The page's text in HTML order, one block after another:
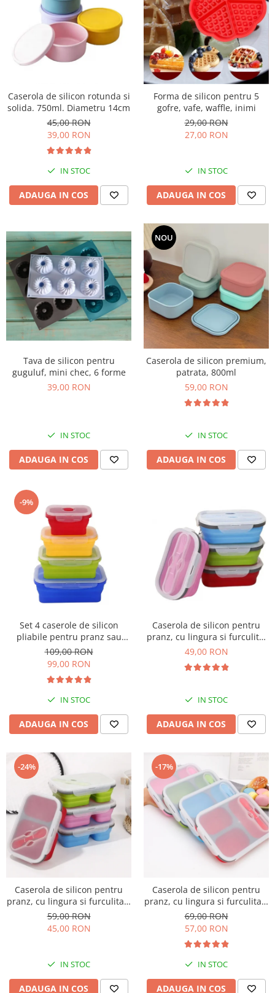
Caserola de silicon rotunda si
solida. 750ml. Diametru 14cm
45,00 RON
39,00 RON
IN STOC
ADAUGA IN COS
Forma de silicon pentru 5
gofre, vafe, waffle, inimi
29,00 RON
27,00 RON
IN STOC
ADAUGA IN COS
Tava de silicon pentru
guguluf, mini chec, 6 forme
39,00 RON
IN STOC
ADAUGA IN COS
NOU
Caserola de silicon premium,
patrata, 800ml
59,00 RON
IN STOC
ADAUGA IN COS
-9%
Set 4 caserole de silicon
pliabile pentru pranz sau
merinde
109,00 RON
99,00 RON
IN STOC
ADAUGA IN COS
Caserola de silicon pentru
pranz, cu lingura si furculita,
1 compartiment
49,00 RON
IN STOC
ADAUGA IN COS
-24%
Caserola de silicon pentru
pranz, cu lingura si furculita 2
compartimente
59,00 RON
45,00 RON
IN STOC
ADAUGA IN COS
-17%
Caserola de silicon pentru
pranz, cu lingura si furculita 3
compartimente
69,00 RON
57,00 RON
IN STOC
ADAUGA IN COS